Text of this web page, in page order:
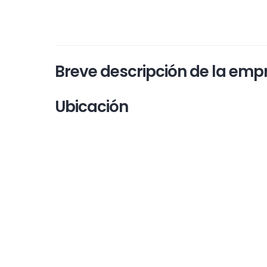
Breve descripción de la
Ubicación